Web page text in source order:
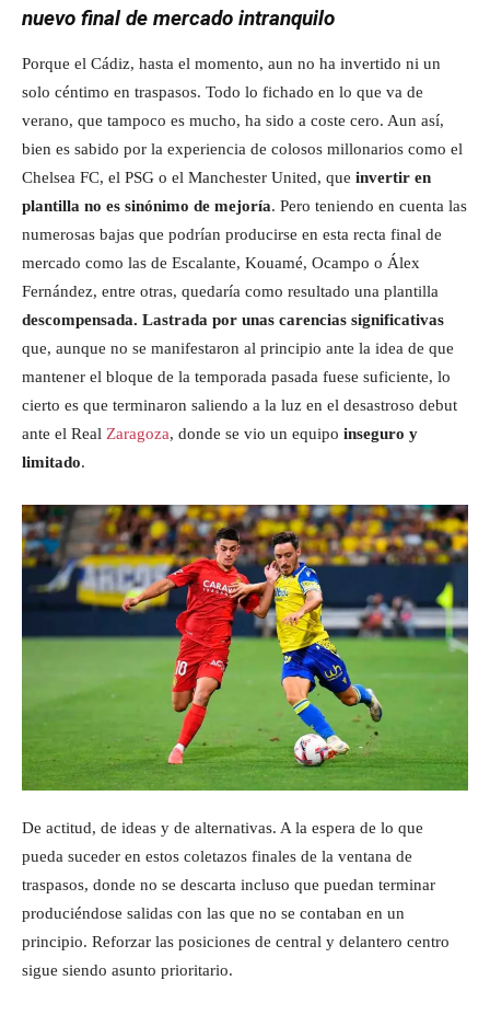
nuevo final de mercado intranquilo
Porque el Cádiz, hasta el momento, aun no ha invertido ni un
solo céntimo en traspasos. Todo lo fichado en lo que va de
verano, que tampoco es mucho, ha sido a coste cero. Aun así,
bien es sabido por la experiencia de colosos millonarios como el
Chelsea FC, el PSG o el Manchester United, que invertir en
plantilla no es sinónimo de mejoría. Pero teniendo en cuenta las
numerosas bajas que podrían producirse en esta recta final de
mercado como las de Escalante, Kouamé, Ocampo o Álex
Fernández, entre otras, quedaría como resultado una plantilla
descompensada. Lastrada por unas carencias significativas
que, aunque no se manifestaron al principio ante la idea de que
mantener el bloque de la temporada pasada fuese suficiente, lo
cierto es que terminaron saliendo a la luz en el desastroso debut
ante el Real Zaragoza, donde se vio un equipo inseguro y
limitado.
De actitud, de ideas y de alternativas. A la espera de lo que
pueda suceder en estos coletazos finales de la ventana de
traspasos, donde no se descarta incluso que puedan terminar
produciéndose salidas con las que no se contaban en un
principio. Reforzar las posiciones de central y delantero centro
sigue siendo asunto prioritario.